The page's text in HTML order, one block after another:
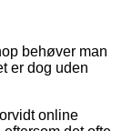
behøver man
er dog uden
online